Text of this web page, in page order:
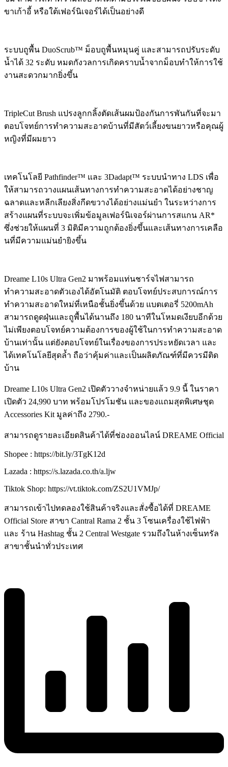
ขาเก้าอี้ หรือใต้เฟอร์นิเจอร์ได้เป็นอย่างดี
ระบบถูพื้น DuoScrub™ ม็อบถูพื้นหมุนคู่ และสามารถปรับระดับ
น้ำได้ 32 ระดับ หมดกังวลการเกิดคราบน้ำจากม็อบทำให้การใช้
งานสะดวกมากยิ่งขึ้น
TripleCut Brush แปรงลูกกลิ้งตัดเส้นผมป้องกันการพันกันที่จะมา
ตอบโจทย์การทำความสะอาดบ้านที่มีสัตว์เลี้ยงขนยาวหรือคุณผู้
หญิงที่มีผมยาว
เทคโนโลยี Pathfinder™ และ 3Dadapt™ ระบบนำทาง LDS เพื่อ
ให้สามารถวางแผนเส้นทางการทำความสะอาดได้อย่างชาญ
ฉลาดและหลีกเลียงสิ่งกีดขวางได้อย่างแม่นยำ ในระหว่างการ
สร้างแผนที่ระบบจะเพิ่มข้อมูลเฟอร์นิเจอร์ผ่านการสแกน AR*
ซึ่งช่วยให้แผนที่ 3 มิติมีความถูกต้องยิ่งขึ้นและเส้นทางการเคลือ
นที่มีความแม่นยำยิงขึ้น
Dreame L10s Ultra Gen2 มาพร้อมแท่นชาร์จไฟสามารถ
ทำความสะอาดตัวเองได้อัตโนมัติ ตอบโจทย์ประสบการณ์การ
ทำความสะอาดใหม่ที่เหนือชั้นยิ่งขึ้นด้วย แบตเตอรี่ 5200mAh
สามารถดูดฝุ่นและถูพื้นได้นานถึง 180 นาทีในโหมดเงียบอีกด้วย
ไม่เพียงตอบโจทย์ความต้องการของผู้ใช้ในการทำความสะอาด
บ้านเท่านั้น แต่ยังตอบโจทย์ในเรื่องของการประหยัดเวลา และ
ได้เทคโนโลยีสุดล้ำ ถือว่าคุ้มค่าและเป็นผลิตภัณฑ์ที่มีควรมีติด
บ้าน
Dreame L10s Ultra Gen2 เปิดตัววางจำหน่ายแล้ว 9.9 นี้ ในราคา
เปิดตัว 24,990 บาท พร้อมโปรโมชัน และของแถมสุดพิเศษชุด
Accessories Kit มูลค่าถึง 2790.-
สามารถดูรายละเอียดสินค้าได้ที่ช่องออนไลน์ DREAME Official
Shopee : https://bit.ly/3TgK12d
Lazada : https://s.lazada.co.th/a.ljw
Tiktok Shop: https://vt.tiktok.com/ZS2U1VMJp/
สามารถเข้าไปทดลองใช้สินค้าจริงและสั่งซื้อได้ที่ DREAME
Official Store สาขา Cantral Rama 2 ชั้น 3 โซนเครื่องใช้ไฟฟ้า
และ ร้าน Hashtag ชั้น 2 Central Westgate รวมถึงในห้างเซ็นทรัล
สาขาชั้นนำทั่วประเทศ